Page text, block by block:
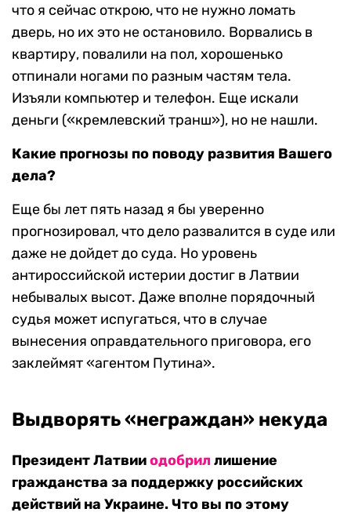
что я сейчас открою, что не нужно ломать
дверь, но их это не остановило. Ворвались в
квартиру, повалили на пол, хорошенько
отпинали ногами по разным частям тела.
Изъяли компьютер и телефон. Еще искали
деньги («кремлевский транш»), но не нашли.
Какие прогнозы по поводу развития Вашего
дела?
Еще бы лет пять назад я бы уверенно
прогнозировал, что дело развалится в суде или
даже не дойдет до суда. Но уровень
антироссийской истерии достиг в Латвии
небывалых высот. Даже вполне порядочный
судья может испугаться, что в случае
вынесения оправдательного приговора, его
заклеймят «агентом Путина».
Выдворять «неграждан» некуда
Президент Латвииодобриллишение
гражданства за поддержку российских
действий на Украине. Что вы по этому